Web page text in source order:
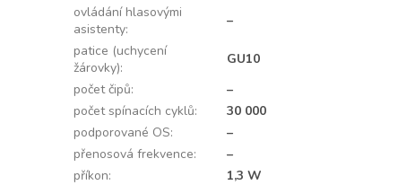
ovládání hlasovými
asistenty:
–
patice (uchycení
žárovky):
GU10
počet čipů:
–
počet spínacích cyklů:
30 000
podporované OS:
–
přenosová frekvence:
–
příkon:
1,3 W